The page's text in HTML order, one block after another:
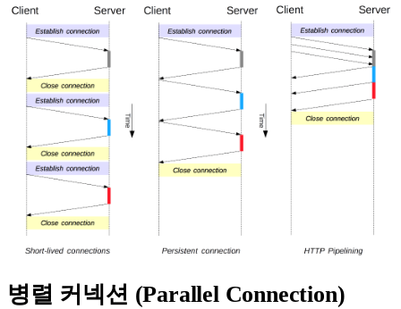
병렬 커넥션 (Parallel Connection)